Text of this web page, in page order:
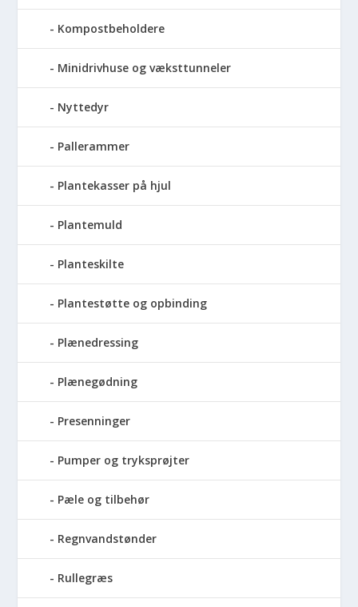
Kompostbeholdere
Minidrivhuse og væksttunneler
Nyttedyr
Pallerammer
Plantekasser på hjul
Plantemuld
Planteskilte
Plantestøtte og opbinding
Plænedressing
Plænegødning
Presenninger
Pumper og tryksprøjter
Pæle og tilbehør
Regnvandstønder
Rullegræs